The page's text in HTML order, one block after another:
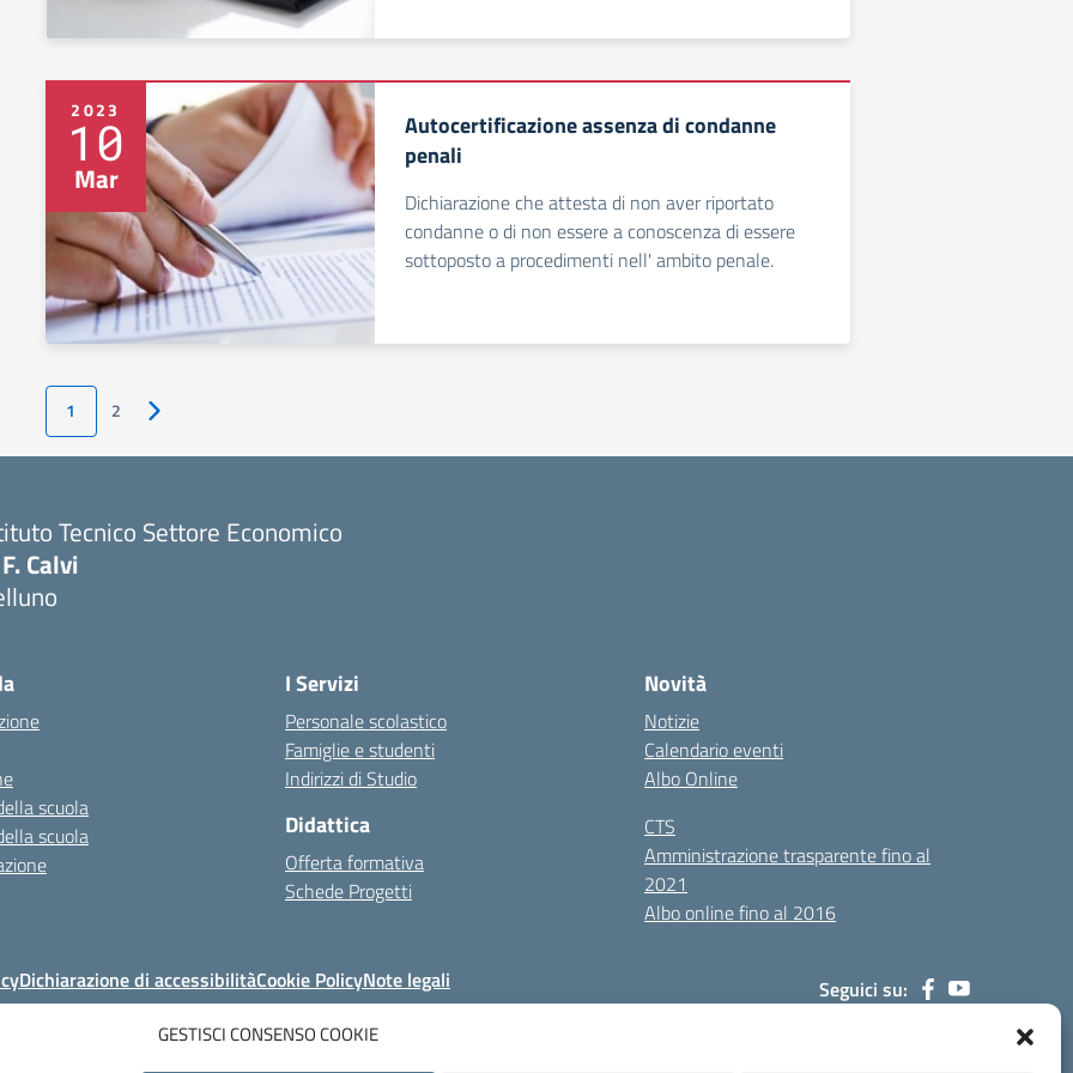
GESTISCI CONSENSO COOKIE
2023
10
Mar
Autocertificazione assenza di condanne
penali
Dichiarazione che attesta di non aver riportato
condanne o di non essere a conoscenza di essere
sottoposto a procedimenti nell' ambito penale.
1 2 Pagina successiva
Tecnico Settore Economico
Calvi
scuola
scuola
I Servizi
Personale scolastico
Famiglie e studenti
Indirizzi di Studio
Didattica
Offerta formativa
Schede Progetti
Novità
Notizie
Calendario eventi
Albo Online
CTS
Amministrazione trasparente fino al
2021
Albo online fino al 2016
Dichiarazione di accessibilitàCookie PolicyNote legali Seguici su: